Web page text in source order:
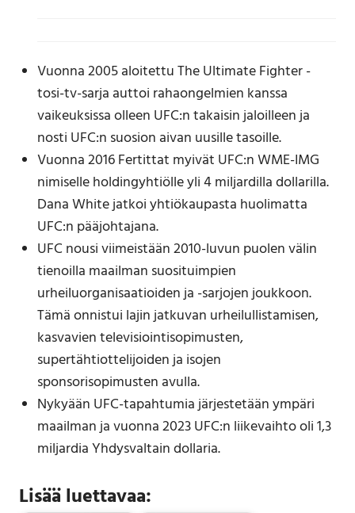
Vuonna 2005 aloitettu The Ultimate Fighter -
tosi-tv-sarja auttoi rahaongelmien kanssa
vaikeuksissa olleen UFC:n takaisin jaloilleen ja
nosti UFC:n suosion aivan uusille tasoille.
Vuonna 2016 Fertittat myivät UFC:n WME-IMG
nimiselle holdingyhtiölle yli 4 miljardilla dollarilla.
Dana White jatkoi yhtiökaupasta huolimatta
UFC:n pääjohtajana.
UFC nousi viimeistään 2010-luvun puolen välin
tienoilla maailman suosituimpien
urheiluorganisaatioiden ja -sarjojen joukkoon.
Tämä onnistui lajin jatkuvan urheilullistamisen,
kasvavien televisiointisopimusten,
supertähtiottelijoiden ja isojen
sponsorisopimusten avulla.
Nykyään UFC-tapahtumia järjestetään ympäri
maailman ja vuonna 2023 UFC:n liikevaihto oli 1,3
miljardia Yhdysvaltain dollaria.
Lisää luettavaa: